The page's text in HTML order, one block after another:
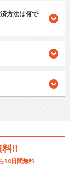
方法は何で
料!!
14日間無料